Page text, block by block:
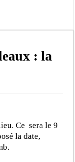
de nouveau Interpellé
financier
citoyens répondent à
de bal de Trump à la
: la
Ce sera le 9
la date,